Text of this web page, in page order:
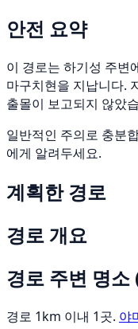
안전 요약
이 경로는 하기성 주변
마구치현을 지납니다.
출몰이 보고되지 않았
일반적인 주의로 충분
에게 알려두세요.
계획한 경로
경로 개요
경로 주변 명소
경로 1km 이내 1곳. 야